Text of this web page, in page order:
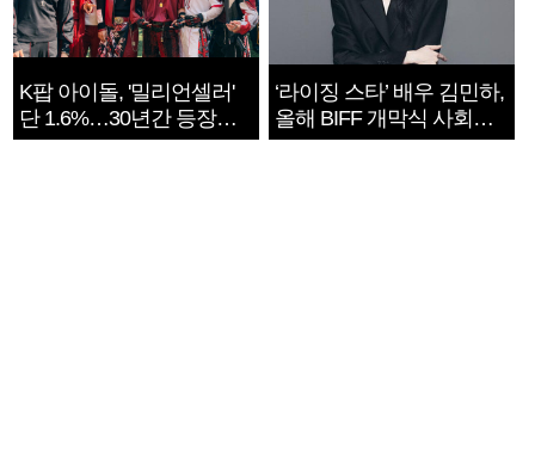
K팝 아이돌, '밀리언셀러'
단 1.6%…30년간 등장
1182개팀 전수조사
‘라이징 스타’ 배우 김민하,
올해 BIFF 개막식 사회자
확정